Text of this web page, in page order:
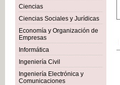
Ciencias
Ciencias Sociales y Jurídicas
Economía y Organización de
Empresas
Informática
Ingeniería Civil
Ingeniería Electrónica y
Comunicaciones